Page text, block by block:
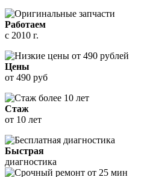
Работаем
с 2010 г.
Цены
от 490 руб
Стаж
от 10 лет
Быстрая
диагностика